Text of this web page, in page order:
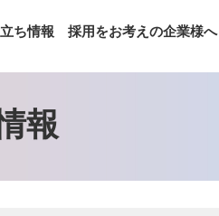
ち情報 採用をお考えの企業様へ
報